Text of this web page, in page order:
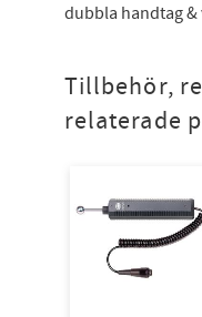
dubbla handtag &
Tillbehör,
relaterade